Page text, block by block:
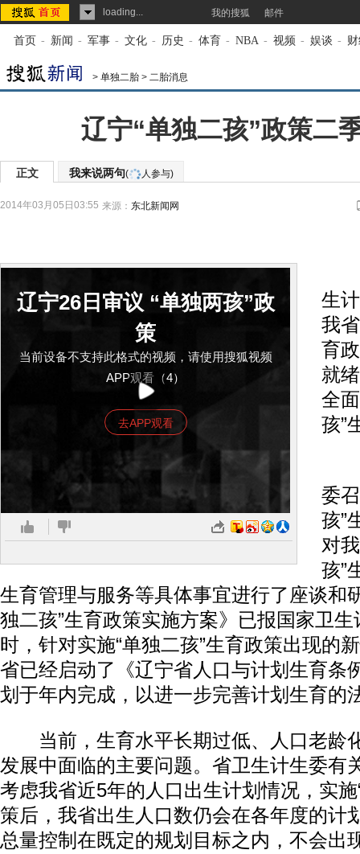
loading... 我的搜狐 邮件
首页 - 新闻 - 军事 - 文化 - 历史 - 体育 - NBA - 视频 - 娱谈 -
> 单独二胎 > 二胎消息
辽宁“单独二孩”政策二
正文 我来说两句( 人参与)
2014年03月05日03:55 来源： 东北新闻网
辽宁26日审议 “单独两孩”政
策
当前设备不支持此格式的视频，请使用搜狐视频
APP观看（4）
去APP观看
生
我
育
就
全
孩”
委
孩”
对
孩”
生育管理与服务等具体事宜进行了座谈和
独二孩”生育政策实施方案》已报国家卫
时，针对实施“单独二孩”生育政策出现的
省已经启动了《辽宁省人口与计划生育条
划于年内完成，以进一步完善计划生育的
当前，生育水平长期过低、人口老龄
发展中面临的主要问题。省卫生计生委有
考虑我省近5年的人口出生计划情况，实施
策后，我省出生人口数仍会在各年度的计
总量控制在既定的规划目标之内，不会出